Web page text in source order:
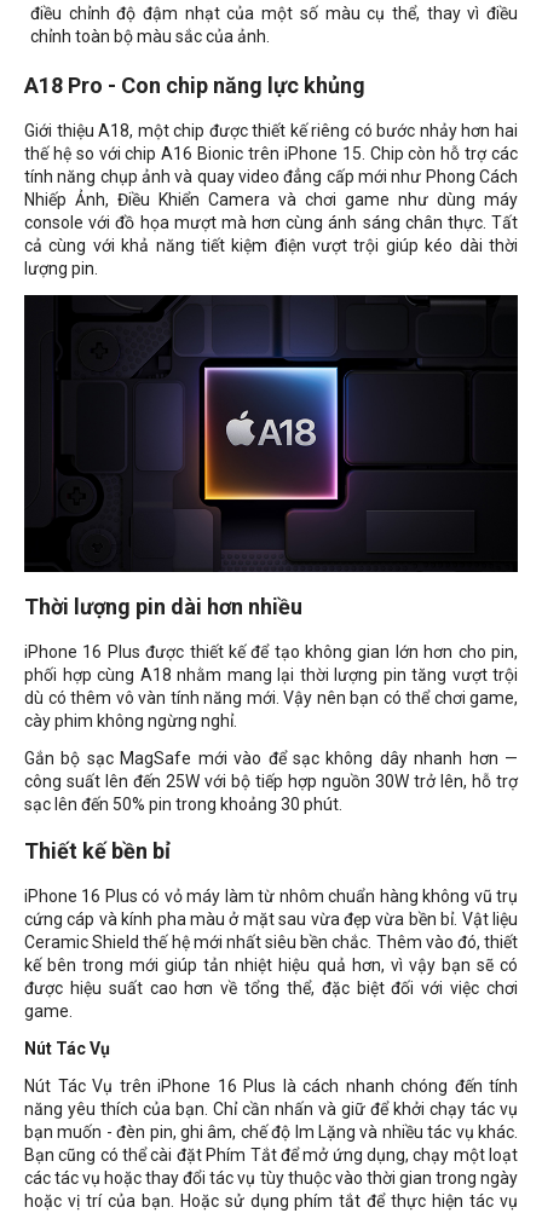
điều chỉnh độ đậm nhạt của một số màu cụ thể, thay vì điều
chỉnh toàn bộ màu sắc của ảnh.
A18 Pro - Con chip năng lực khủng
Giới thiệu A18, một chip được thiết kế riêng có bước nhảy hơn hai
thế hệ so với chip A16 Bionic trên iPhone 15. Chip còn hỗ trợ các
tính năng chụp ảnh và quay video đẳng cấp mới như Phong Cách
Nhiếp Ảnh, Điều Khiển Camera và chơi game như dùng máy
console với đồ họa mượt mà hơn cùng ánh sáng chân thực. Tất
cả cùng với khả năng tiết kiệm điện vượt trội giúp kéo dài thời
lượng pin.
Thời lượng pin dài hơn nhiều
iPhone 16 Plus được thiết kế để tạo không gian lớn hơn cho pin,
phối hợp cùng A18 nhằm mang lại thời lượng pin tăng vượt trội
dù có thêm vô vàn tính năng mới. Vậy nên bạn có thể chơi game,
cày phim không ngừng nghỉ.
Gắn bộ sạc MagSafe mới vào để sạc không dây nhanh hơn —
công suất lên đến 25W với bộ tiếp hợp nguồn 30W trở lên, hỗ trợ
sạc lên đến 50% pin trong khoảng 30 phút.
Thiết kế bền bỉ
iPhone 16 Plus có vỏ máy làm từ nhôm chuẩn hàng không vũ trụ
cứng cáp và kính pha màu ở mặt sau vừa đẹp vừa bền bỉ. Vật liệu
Ceramic Shield thế hệ mới nhất siêu bền chắc. Thêm vào đó, thiết
kế bên trong mới giúp tản nhiệt hiệu quả hơn, vì vậy bạn sẽ có
được hiệu suất cao hơn về tổng thể, đặc biệt đối với việc chơi
game.
Nút Tác Vụ
Nút Tác Vụ trên iPhone 16 Plus là cách nhanh chóng đến tính
năng yêu thích của bạn. Chỉ cần nhấn và giữ để khởi chạy tác vụ
bạn muốn - đèn pin, ghi âm, chế độ Im Lặng và nhiều tác vụ khác.
Bạn cũng có thể cài đặt Phím Tắt để mở ứng dụng, chạy một loạt
các tác vụ hoặc thay đổi tác vụ tùy thuộc vào thời gian trong ngày
hoặc vị trí của bạn. Hoặc sử dụng phím tắt để thực hiện tác vụ